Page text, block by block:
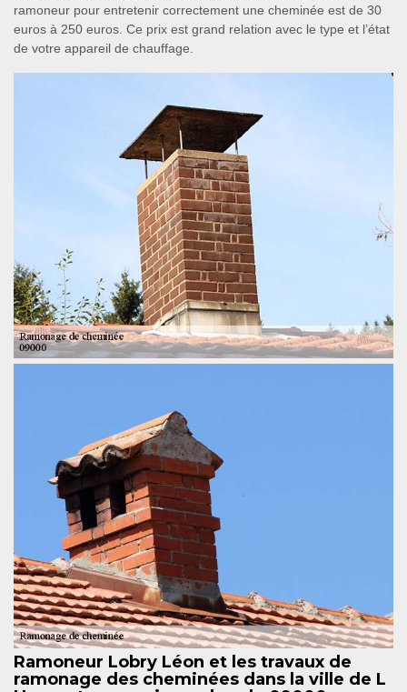
ramoneur pour entretenir correctement une cheminée est de 30
euros à 250 euros. Ce prix est grand relation avec le type et l’état
de votre appareil de chauffage.
Ramoneur Lobry Léon et les travaux de
ramonage des cheminées dans la ville de L